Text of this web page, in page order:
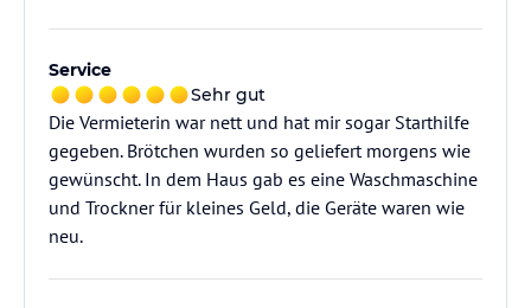
Service
Sehr gut
Die Vermieterin war nett und hat mir sogar Starthilfe
gegeben. Brötchen wurden so geliefert morgens wie
gewünscht. In dem Haus gab es eine Waschmaschine
und Trockner für kleines Geld, die Geräte waren wie
neu.